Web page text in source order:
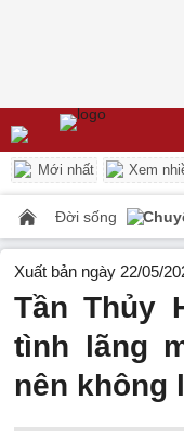
Mới nhất Xem
Đời sống
Xuất bản ngày 22/05/
Tần Thủy
tình lãng
nên không